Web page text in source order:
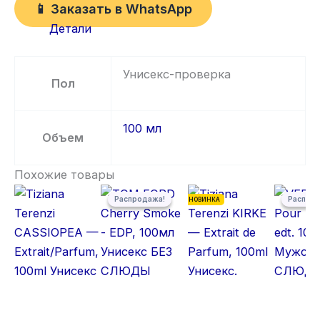
📱 Заказать в WhatsApp
Детали
Пол
Унисекс-проверка
Объем
100 мл
Похожие товары
Распродажа!
Распродажа!
Первоначальная цена составляла 5 500,00 ₽.
Текущая цена: 5 300,00 ₽.
НОВИНКА
Текущая